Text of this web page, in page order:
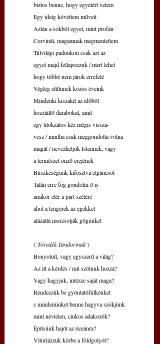
biztos benne, hogy egyetért velem
Egy ideig követtem műveit
Aztán a sokbólegyet, mint profán
Corvinát, magamnak megmentettem
Túlvilági padunkon csak azt az
egyet majd fellapozzuk / mert lehet
hogy többé nem járok errefelé
Végleg eltűnnek közös éveink
Mindenki kiszakít az időből
hozzáillő darabokat, amit
egy titokzatos kéz mégis vissza-
vesz / mintha csak meggondolta volna
magát / nevezhetjük Istennek, vagy
a természet önző erejének
Büszkeségünk kifosztva elgáncsol
Talán erre fog gondolni ő is
amikor elér a part szélére
ahol a tengerek az egekkel
alázattá morzsolják gőgünket
(’Töredék Tandorinak’)
Bonyolult, vagy egyszerű a világ?
Az itt a kérdés / mit szólunk hozzá?
Vagy hagyjuk, intézze saját maga?
Rendezzük be gyóntatófülkénket
s mindenünket benne hagyva szökjünk
mint névtelen, cinkos adakozók?
Építsünk hajót az óceánra?
Vitorlázzuk körbe a földgolyót?